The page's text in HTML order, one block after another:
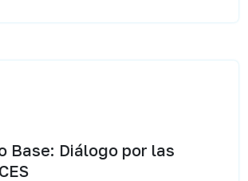
Base: Diálogo por las